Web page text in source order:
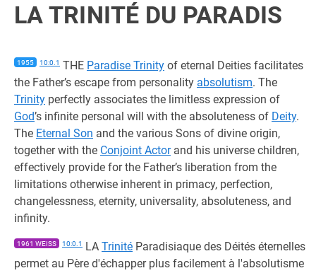
LA TRINITÉ DU PARADIS
1955 10:0.1 THE Paradise Trinity of eternal Deities facilitates
the Father’s escape from personality absolutism. The
Trinity perfectly associates the limitless expression of
God’s infinite personal will with the absoluteness of Deity.
The Eternal Son and the various Sons of divine origin,
together with the Conjoint Actorand his universe children,
effectively provide for the Father’s liberation from the
limitations otherwise inherent in primacy, perfection,
changelessness, eternity, universality, absoluteness, and
infinity.
1961 WEISS 10:0.1 LA Trinité Paradisiaque des Déités éternelles
permet au Père d'échapper plus facilement à l'absolutisme